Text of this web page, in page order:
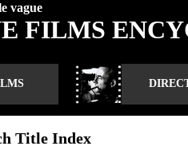
vague
FILMS
Title Index